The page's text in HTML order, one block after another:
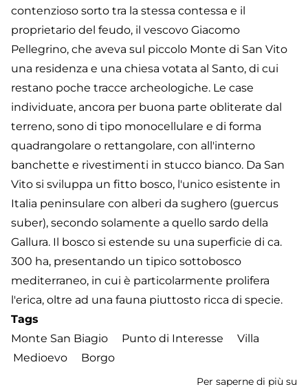
contenzioso sorto tra la stessa contessa e il
proprietario del feudo, il vescovo Giacomo
Pellegrino, che aveva sul piccolo Monte di San Vito
una residenza e una chiesa votata al Santo, di cui
restano poche tracce archeologiche. Le case
individuate, ancora per buona parte obliterate dal
terreno, sono di tipo monocellulare e di forma
quadrangolare o rettangolare, con all'interno
banchette e rivestimenti in stucco bianco. Da San
Vito si sviluppa un fitto bosco, l'unico esistente in
Italia peninsulare con alberi da sughero (guercus
suber), secondo solamente a quello sardo della
Gallura. Il bosco si estende su una superficie di ca.
300 ha, presentando un tipico sottobosco
mediterraneo, in cui è particolarmente prolifera
l'erica, oltre ad una fauna piuttosto ricca di specie.
Tags
Monte San Biagio
Punto di Interesse
Villa
Medioevo
Borgo
Per saperne di più su